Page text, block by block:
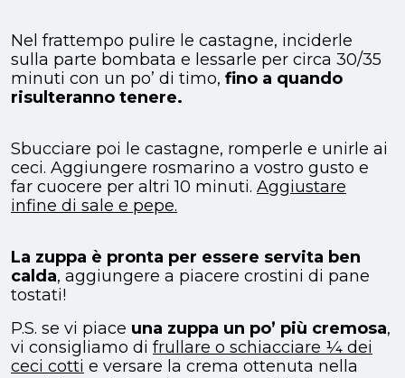
Nel frattempo pulire le castagne, inciderle
sulla parte bombata e lessarle per circa 30/35
minuti con un po’ di timo, fino a quando
risulteranno tenere.
Sbucciare poi le castagne, romperle e unirle ai
ceci. Aggiungere rosmarino a vostro gusto e
far cuocere per altri 10 minuti. Aggiustare
infine di sale e pepe.
La zuppa è pronta per essere servita ben
calda, aggiungere a piacere crostini di pane
tostati!
P.S. se vi piace una zuppa un po’ più cremosa,
vi consigliamo di frullare o schiacciare ¼ dei
ceci cotti e versare la crema ottenuta nella